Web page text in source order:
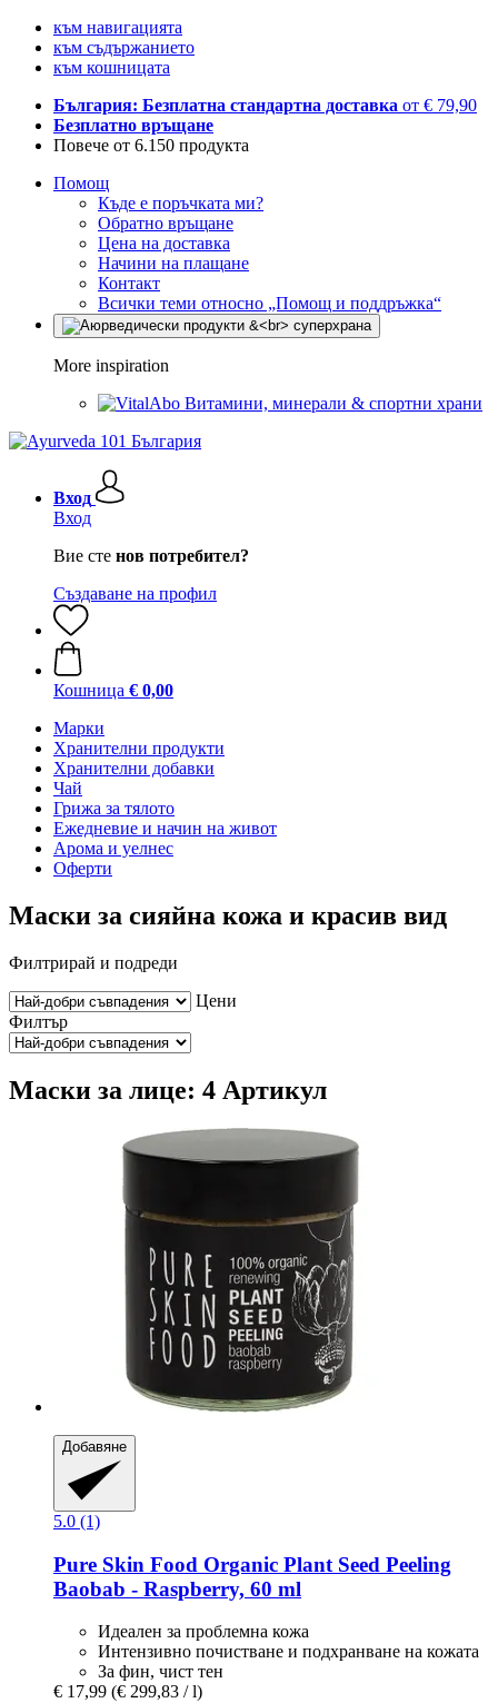
към навигацията
към съдържанието
към кошницата
България: Безплатна стандартна доставка от € 79,90
Безплатно връщане
Повече от 6.150 продукта
Помощ
Къде е поръчката ми?
Обратно връщане
Цена на доставка
Начини на плащане
Контакт
Всички теми относно „Помощ и поддръжка“
More inspiration
Витамини, минерали & спортни храни
Вход
Вход
Вие сте нов потребител?
Създаване на профил
Кошница € 0,00
Марки
Хранителни продукти
Хранителни добавки
Чай
Грижа за тялото
Ежедневие и начин на живот
Арома и уелнес
Оферти
Маски за сияйна кожа и красив вид
Филтрирай и подреди
Цени
Филтър
Маски за лице: 4 Артикул
Добавяне
5.0 (1)
Pure Skin Food Organic Plant Seed Peeling
Baobab -​ Raspberry, 60 ml
Идеален за проблемна кожа
Интензивно почистване и подхранване на кожата
За фин, чист тен
€ 17,99 (€ 299,83 / l)